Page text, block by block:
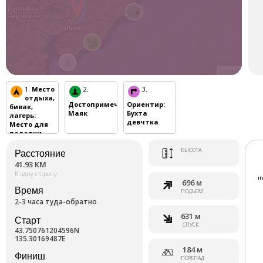
оборонительные сооружения Владимиро-Ольгинского
укрепрайона. На мысе Балюзек находится детский лагерь
— место отдыха дальневосточников.
Leaflet
1. Место
отдыха,
бивак,
лагерь:
Место для
палатки
2.
Достопримечательность:
Маяк
3.
Ориентир:
Бухта
девчтка
Расстояние
41.93 КМ
В одну сторону
Время
2-3 часа туда-обратно
Старт
43.750761204596N
135.30169487E
Финиш
ВЫСОТА
696 м
ПОДЪЕМ
631 м
СПУСК
184 м
ПЕРЕПАД
m